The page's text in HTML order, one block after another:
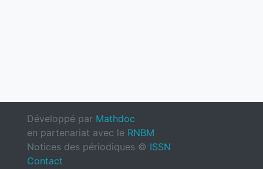
Développé par Mathdoc
en partenariat avec le RNBM
Notices des périodiques © ISSN
Contact